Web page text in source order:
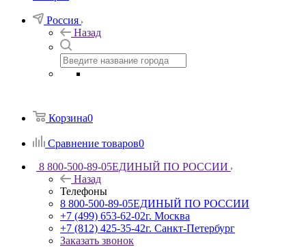
Россия
Назад
Корзина0
Сравнение товаров0
8 800-500-89-05ЕДИНЫЙ ПО РОССИИ
Назад
Телефоны
8 800-500-89-05ЕДИНЫЙ ПО РОССИИ
+7 (499) 653-62-02г. Москва
+7 (812) 425-35-42г. Санкт-Петербург
Заказать звонок